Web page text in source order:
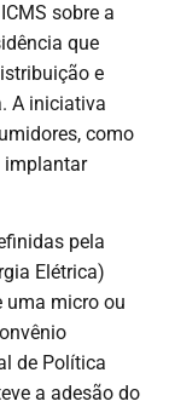
sobre a
que
e
A iniciativa
como
implantar
pela
Elétrica)
uma micro ou
de Política
a adesão do